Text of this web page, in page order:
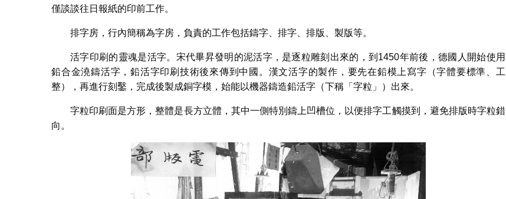
僅談談往日報紙的印前工作。
排字房，行內簡稱為字房，負責的工作包括鑄字、排字、排版、製版等。
活字印刷的靈魂是活字。宋代畢昇發明的泥活字，是逐粒雕刻出來的，到1450年前後，德國人開始使用
鉛合金澆鑄活字，鉛活字印刷技術後來傳到中國。漢文活字的製作，要先在鉛模上寫字（字體要標準、工
整），再進行刻鑿，完成後製成銅字模，始能以機器鑄造鉛活字（下稱「字粒」）出來。
字粒印刷面是方形，整體是長方立體，其中一側特別鑄上凹槽位，以便排字工觸摸到，避免排版時字粒錯
向。